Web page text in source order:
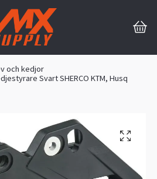
och kedjor
Svart SHERCO KTM, Husq